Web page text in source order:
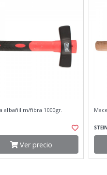
albañil m/fibra 1000gr.
Ver precio